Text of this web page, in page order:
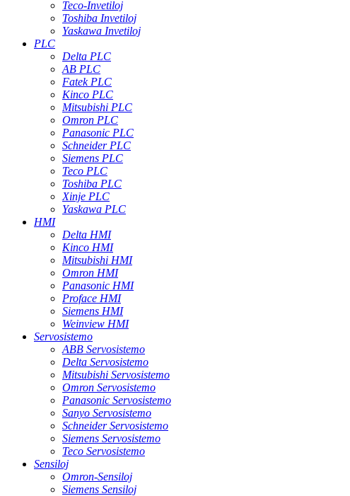
Teco-Invetiloj
Toshiba Invetiloj
Yaskawa Invetiloj
PLC
Delta PLC
AB PLC
Fatek PLC
Kinco PLC
Mitsubishi PLC
Omron PLC
Panasonic PLC
Schneider PLC
Siemens PLC
Teco PLC
Toshiba PLC
Xinje PLC
Yaskawa PLC
HMI
Delta HMI
Kinco HMI
Mitsubishi HMI
Omron HMI
Panasonic HMI
Proface HMI
Siemens HMI
Weinview HMI
Servosistemo
ABB Servosistemo
Delta Servosistemo
Mitsubishi Servosistemo
Omron Servosistemo
Panasonic Servosistemo
Sanyo Servosistemo
Schneider Servosistemo
Siemens Servosistemo
Teco Servosistemo
Sensiloj
Omron-Sensiloj
Siemens Sensiloj